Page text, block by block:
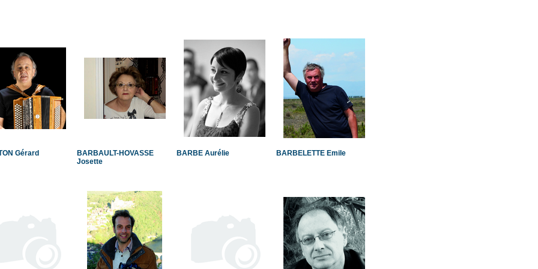
Gérard
BARBAULT-HOVASSE
Josette
BARBE Aurélie BARBELETTE Emile